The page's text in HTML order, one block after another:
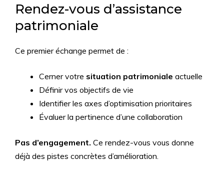
Rendez-vous d’assistance
patrimoniale
Ce premier échange permet de :
Cerner votre situation patrimoniale actuelle
Définir vos objectifs de vie
Identifier les axes d’optimisation prioritaires
Évaluer la pertinence d’une collaboration
Pas d’engagement. Ce rendez-vous vous donne
déjà des pistes concrètes d’amélioration.